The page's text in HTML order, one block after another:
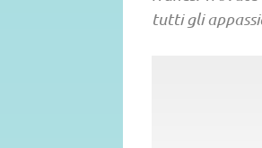
tutti gli